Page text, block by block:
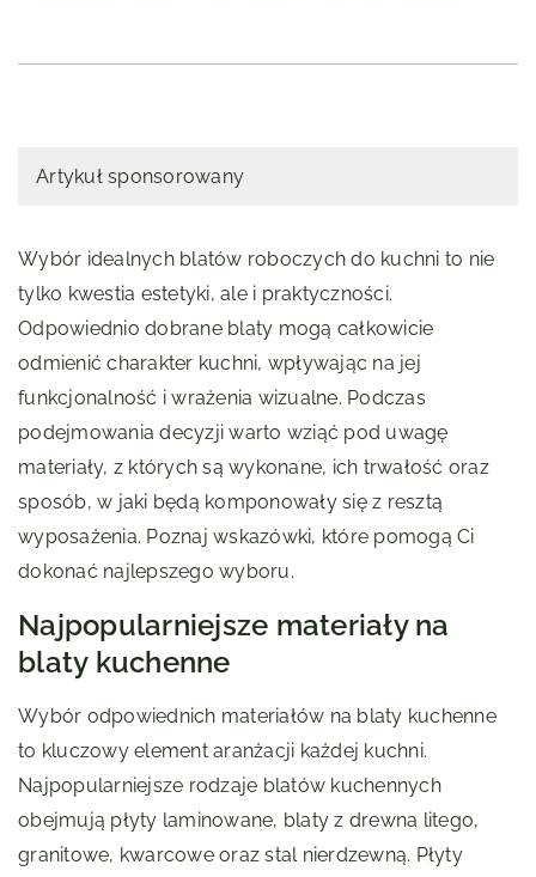
Artykuł sponsorowany
Wybór idealnych blatów roboczych do kuchni to nie
tylko kwestia estetyki, ale i praktyczności.
Odpowiednio dobrane blaty mogą całkowicie
odmienić charakter kuchni, wpływając na jej
funkcjonalność i wrażenia wizualne. Podczas
podejmowania decyzji warto wziąć pod uwagę
materiały, z których są wykonane, ich trwałość oraz
sposób, w jaki będą komponowały się z resztą
wyposażenia. Poznaj wskazówki, które pomogą Ci
dokonać najlepszego wyboru.
Najpopularniejsze materiały na
blaty kuchenne
Wybór odpowiednich materiałów na blaty kuchenne
to kluczowy element aranżacji każdej kuchni.
Najpopularniejsze rodzaje blatów kuchennych
obejmują płyty laminowane, blaty z drewna litego,
granitowe, kwarcowe oraz stal nierdzewną. Płyty